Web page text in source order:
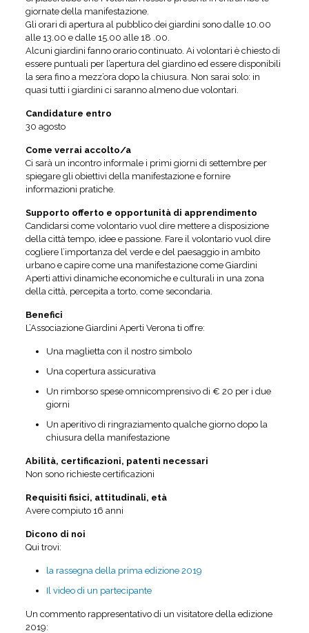
giornate della manifestazione.
Gli orari di apertura al pubblico dei giardini sono dalle 10.00
alle 13.00 e dalle 15.00 alle 18 .00.
Alcuni giardini fanno orario continuato. Ai volontari è chiesto di
essere puntuali per l’apertura del giardino ed essere disponibili
la sera fino a mezz’ora dopo la chiusura. Non sarai solo: in
quasi tutti i giardini ci saranno almeno due volontari.
Candidature entro
30 agosto
Come verrai accolto/a
Ci sarà un incontro informale i primi giorni di settembre per
spiegare gli obiettivi della manifestazione e fornire
informazioni pratiche.
Supporto offerto e opportunità di apprendimento
Candidarsi come volontario vuol dire mettere a disposizione
della città tempo, idee e passione. Fare il volontario vuol dire
cogliere l’importanza del verde e del paesaggio in ambito
urbano e capire come una manifestazione come Giardini
Aperti attivi dinamiche economiche e culturali in una zona
della città, percepita a torto, come secondaria.
Benefici
L’Associazione Giardini Aperti Verona ti offre:
Una maglietta con il nostro simbolo
Una copertura assicurativa
Un rimborso spese omnicomprensivo di € 20 per i due
giorni
Un aperitivo di ringraziamento qualche giorno dopo la
chiusura della manifestazione
Abilità, certificazioni, patenti necessari
Non sono richieste certificazioni
Requisiti fisici, attitudinali, età
Avere compiuto 16 anni
Dicono di noi
Qui trovi:
la rassegna della prima edizione 2019
Il video di un partecipante
Un commento rappresentativo di un visitatore della edizione
2019: